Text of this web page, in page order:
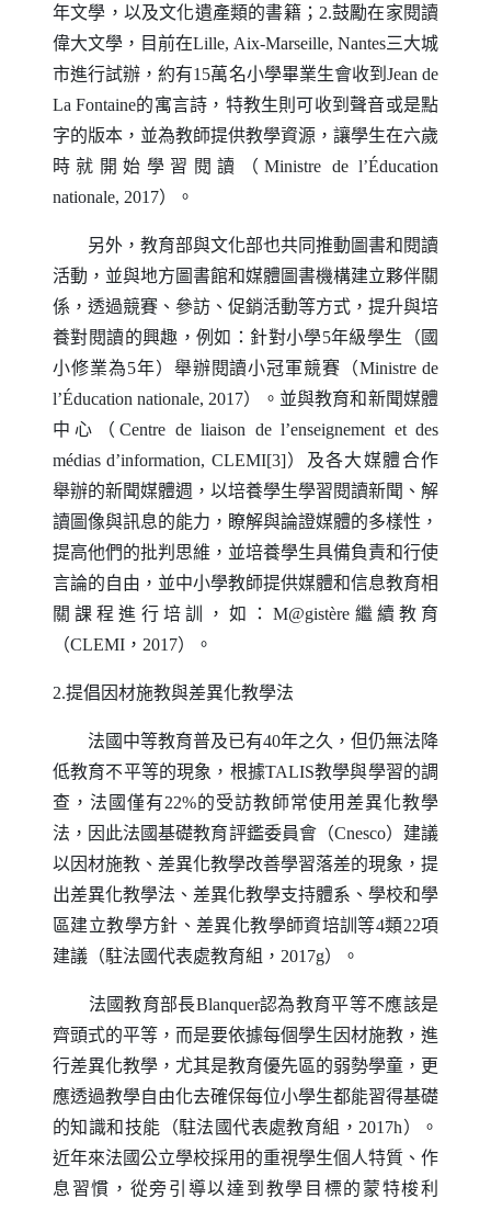
年文學，以及文化遺產類的書籍；2.鼓勵在家閱讀
偉大文學，目前在Lille, Aix-Marseille, Nantes三大城
市進行試辦，約有15萬名小學畢業生會收到 Jean de
La Fontaine的寓言詩，特教生則可收到聲音或是點
字的版本，並為教師提供教學資源，讓學生在六歲
時就開始學習閱讀（Ministre de l’Éducation
nationale, 2017）。
另外，教育部與文化部也共同推動圖書和閱讀
活動，並與地方圖書館和媒體圖書機構建立夥伴關
係，透過競賽、參訪、促銷活動等方式，提升與培
養對閱讀的興趣，例如：針對小學5年級學生（國
小修業為5年）舉辦閱讀小冠軍競賽（Ministre de
l’Éducation nationale, 2017）。並與教育和新聞媒體
中心（Centre de liaison de l’enseignement et des
médias d’information, CLEMI[3]）及各大媒體合作
舉辦的新聞媒體週，以培養學生學習閱讀新聞、解
讀圖像與訊息的能力，瞭解與論證媒體的多樣性，
提高他們的批判思維，並培養學生具備負責和行使
言論的自由，並中小學教師提供媒體和信息教育相
關課程進行培訓，如：M@gistère 繼續教育
（CLEMI ，2017）。
2.提倡因材施教與差異化教學法
法國中等教育普及已有40年之久，但仍無法降
低教育不平等的現象，根據TALIS教學與學習的調
查，法國僅有22%的受訪教師常使用差異化教學
法，因此法國基礎教育評鑑委員會（Cnesco）建議
以因材施教、差異化教學改善學習落差的現象，提
出差異化教學法、差異化教學支持體系、學校和學
區建立教學方針、差異化教學師資培訓等4類22項
建議（駐法國代表處教育組，2017g）。
法國教育部長Blanquer認為教育平等不應該是
齊頭式的平等，而是要依據每個學生因材施教，進
行差異化教學，尤其是教育優先區的弱勢學童，更
應透過教學自由化去確保每位小學生都能習得基礎
的知識和技能（駐法國代表處教育組，2017h）。
近年來法國公立學校採用的重視學生個人特質、作
息習慣，從旁引導以達到教學目標的蒙特梭利